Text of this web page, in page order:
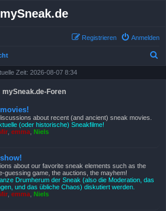
mySneak.de
Anmelden
Registrieren
Zeit: 2026-08-07 8:34
mySneak.de-Foren
about recent (and ancient) sneak movies.
(oder historische) Sneakfilme!
emma Niels
about our favorite sneak elements such as the
guessing game, the auctions, the mayhem!
Drumherum der Sneak (also die Moderation, das
und das übliche Chaos) diskutiert werden.
emma Niels